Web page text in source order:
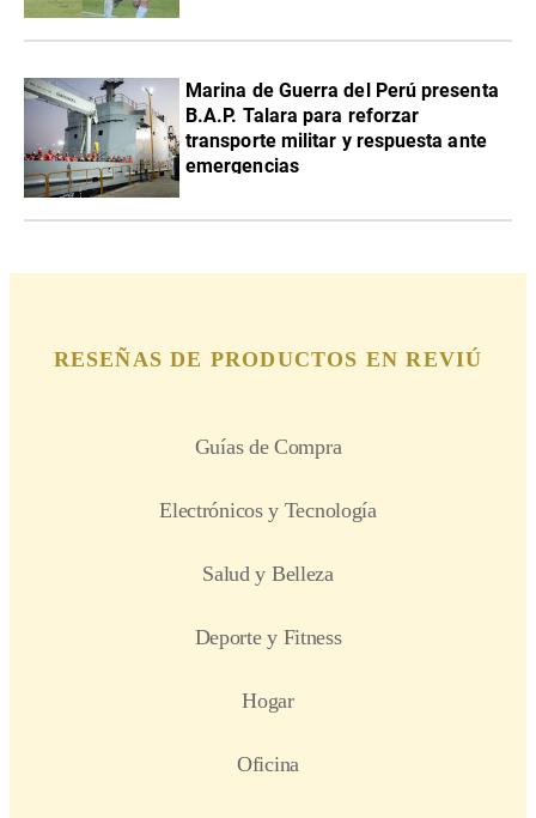
Marina de Guerra del Perú presenta
B.A.P. Talara para reforzar
transporte militar y respuesta ante
emergencias